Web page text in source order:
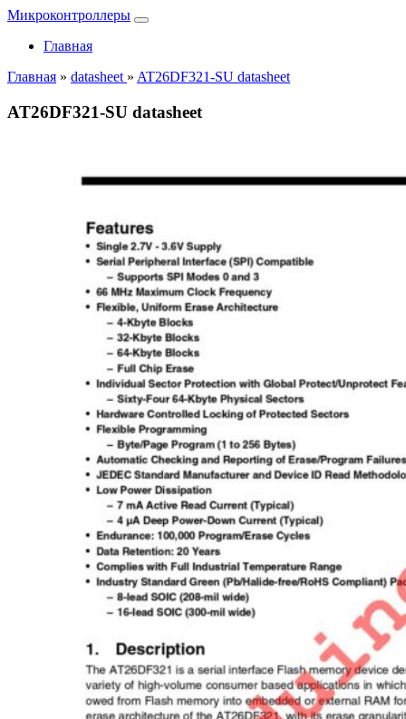
Микроконтроллеры
Главная
Главная » datasheet » AT26DF321-SU datasheet
AT26DF321-SU datasheet